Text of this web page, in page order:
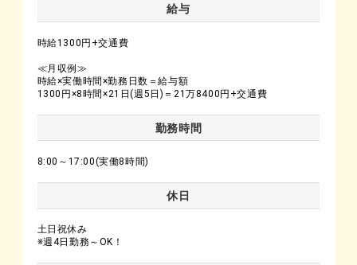
給与
時給1300円+交通費
≪月収例≫
時給×実働時間×勤務日数＝給与額
1300円×8時間×21日(週5日)＝21万8400円+交通費
勤務時間
8:00～17:00(実働8時間)
休日
土日祝休み
※週4日勤務～OK！